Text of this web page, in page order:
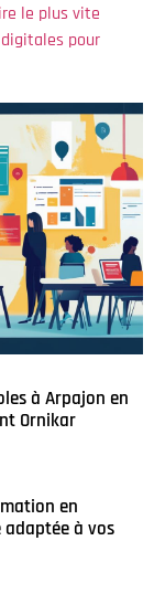
le plus vite
pour
à Arpajon en
Ornikar
en
à vos